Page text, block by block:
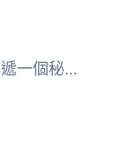
這個外掛允許您通過 URL 傳遞一個秘密鑰匙: http://example.c...